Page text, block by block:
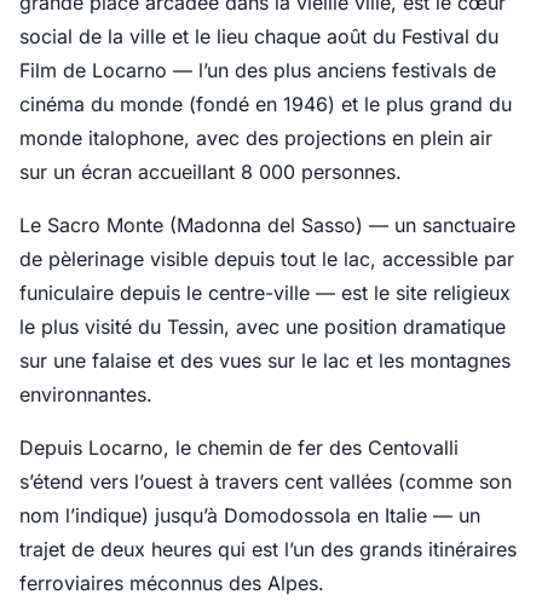
social de la ville et le lieu chaque août du Festival du
Film de Locarno — l’un des plus anciens festivals de
cinéma du monde (fondé en 1946) et le plus grand du
monde italophone, avec des projections en plein air
sur un écran accueillant 8 000 personnes.
Le Sacro Monte (Madonna del Sasso) — un sanctuaire
de pèlerinage visible depuis tout le lac, accessible par
funiculaire depuis le centre-ville — est le site religieux
le plus visité du Tessin, avec une position dramatique
sur une falaise et des vues sur le lac et les montagnes
environnantes.
Depuis Locarno, le chemin de fer des Centovalli
s’étend vers l’ouest à travers cent vallées (comme son
nom l’indique) jusqu’à Domodossola en Italie — un
trajet de deux heures qui est l’un des grands itinéraires
ferroviaires méconnus des Alpes.